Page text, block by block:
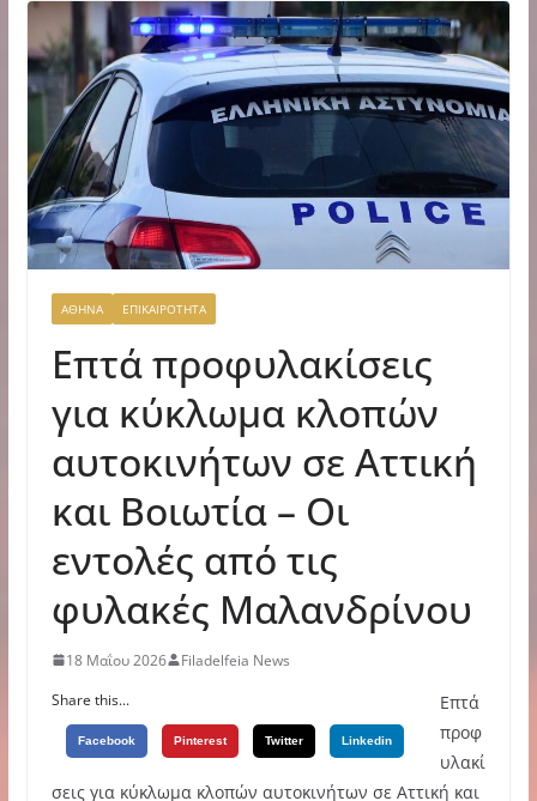
ΑΘΗΝΑ ΕΠΙΚΑΙΡΟΤΗΤΑ
Επτά προφυλακίσεις
για κύκλωμα κλοπών
αυτοκινήτων σε Αττική
και Βοιωτία – Οι
εντολές από τις
φυλακές Μαλανδρίνου
18 Μαΐου 2026
Filadelfeia News
Share this...
Facebook Pinterest Twitter Linkedin
Επτά
προφ
υλακί
σεις για κύκλωμα κλοπών αυτοκινήτων σε Αττική και